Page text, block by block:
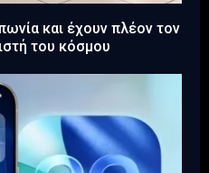
και έχουν πλέον τον
του κόσμου